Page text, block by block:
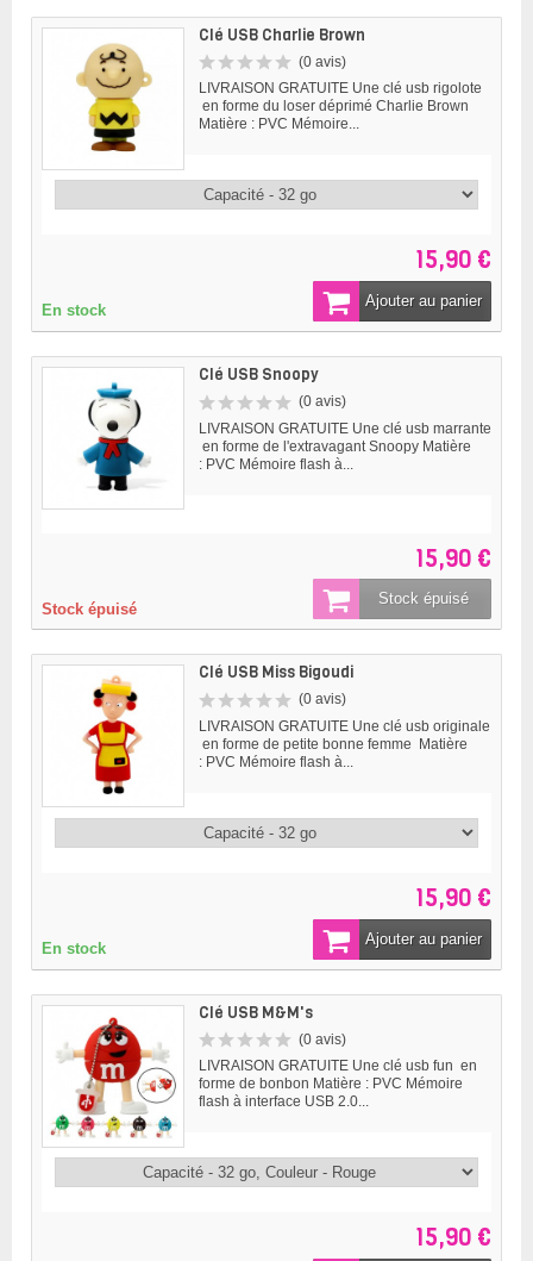
Clé USB Charlie Brown
(0 avis)
LIVRAISON GRATUITE Une clé usb rigolote
en forme du loser déprimé Charlie Brown
Matière : PVC Mémoire...
15,90 €
En stock
Ajouter au panier
Clé USB Snoopy
(0 avis)
LIVRAISON GRATUITE Une clé usb marrante
en forme de l'extravagant Snoopy Matière
: PVC Mémoire flash à...
15,90 €
Stock épuisé
Stock épuisé
Clé USB Miss Bigoudi
(0 avis)
LIVRAISON GRATUITE Une clé usb originale
en forme de petite bonne femme Matière
: PVC Mémoire flash à...
15,90 €
En stock
Ajouter au panier
Clé USB M&M's
(0 avis)
LIVRAISON GRATUITE Une clé usb fun en
forme de bonbon Matière : PVC Mémoire
flash à interface USB 2.0...
15,90 €